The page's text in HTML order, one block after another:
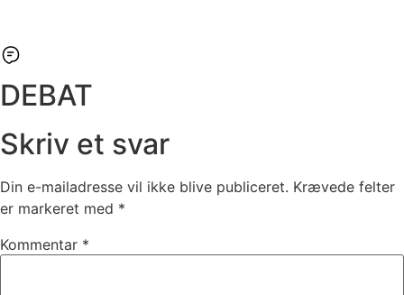
DEBAT
Skriv et svar
Din e-mailadresse vil ikke blive publiceret. Krævede felter
er markeret med *
Kommentar *